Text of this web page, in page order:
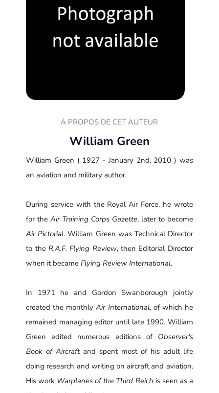
À PROPOS DE CET AUTEUR
William Green
William Green ( 1927 - January 2nd, 2010 ) was
an aviation and military author.
During service with the Royal Air Force, he wrote
for theAir Training Corps Gazette, later to become
Air Pictorial. William Green was Technical Director
to the R.A.F. Flying Review, then Editorial Director
when it becameFlying Review International.
In 1971 he and Gordon Swanborough jointly
created the monthlyAir International, of which he
remained managing editor until late 1990. William
Green edited numerous editions of Observer's
Book of Aircraftand spent most of his adult life
doing research and writing on aircraft and aviation.
His work Warplanes of the Third Reich is seen as a